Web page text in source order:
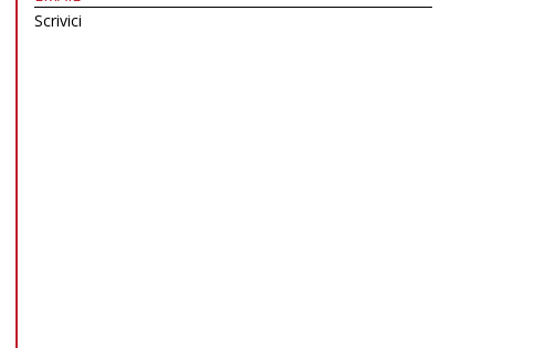
Scrivici